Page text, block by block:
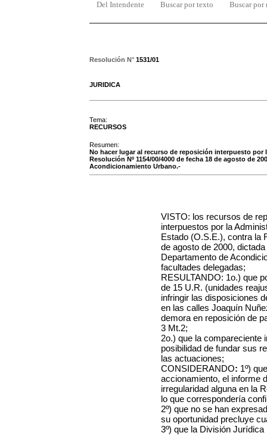
Del Intendente Buscar por texto Buscar por
Resolución N° 1531/01
JURIDICA
Tema:
RECURSOS
Resumen:
No hacer lugar al recurso de reposición interpuesto por
Resolución Nº 1154/00/4000 de fecha 18 de agosto de
Acondicionamiento Urbano.-
VISTO: los recursos de
interpuestos por la
Estado (O.S.E.), contra la
de agosto de 2000,
Departamento de
facultades delegadas;
RESULTANDO: 1o.) que
de 15 U.R. (unidades
infringir las disposiciones
en las calles Joaquín
demora en reposición de
3 Mt.2;
2o.) que la compareciente
posibilidad de fundar sus
las actuaciones;
CONSIDERANDO: 1º)
accionamiento, el informe
irregularidad alguna en la
lo que correspondería
2º) que no se han
su oportunidad precluye
3º) que la División Jurídica